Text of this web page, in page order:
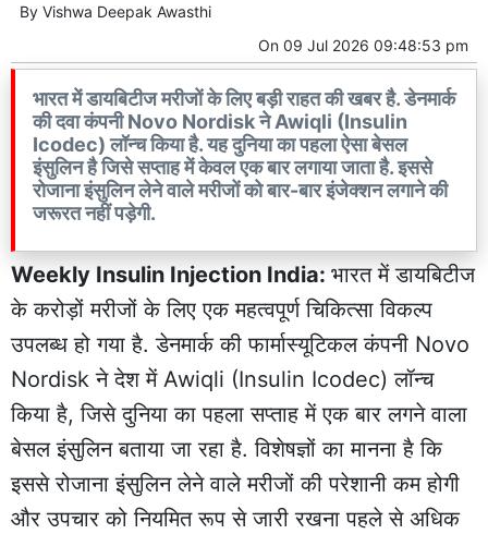
By Vishwa Deepak Awasthi
On 09 Jul 2026 09:48:53 pm
भारत में डायबिटीज मरीजों के लिए बड़ी राहत की खबर है. डेनमार्क
की दवा कंपनी Novo Nordisk ने Awiqli (Insulin
Icodec) लॉन्च किया है. यह दुनिया का पहला ऐसा बेसल
इंसुलिन है जिसे सप्ताह में केवल एक बार लगाया जाता है. इससे
रोजाना इंसुलिन लेने वाले मरीजों को बार-बार इंजेक्शन लगाने की
जरूरत नहीं पड़ेगी.
Weekly Insulin Injection India: भारत में डायबिटीज
के करोड़ों मरीजों के लिए एक महत्वपूर्ण चिकित्सा विकल्प
उपलब्ध हो गया है. डेनमार्क की फार्मास्यूटिकल कंपनी Novo
Nordisk ने देश में Awiqli (Insulin Icodec) लॉन्च
किया है, जिसे दुनिया का पहला सप्ताह में एक बार लगने वाला
बेसल इंसुलिन बताया जा रहा है. विशेषज्ञों का मानना है कि
इससे रोजाना इंसुलिन लेने वाले मरीजों की परेशानी कम होगी
और उपचार को नियमित रूप से जारी रखना पहले से अधिक